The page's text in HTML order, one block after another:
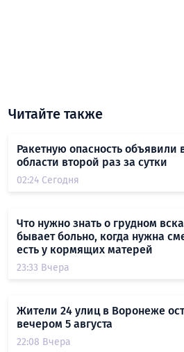
Читайте также
Ракетную опасность объявили
области второй раз за сутки
02:24 Сегодня
Что нужно знать о грудном
бывает больно, когда нужна
есть у кормящих матерей
23:33 Вчера
Жители 24 улиц в Воронеже
вечером 5 августа
22:08 Вчера